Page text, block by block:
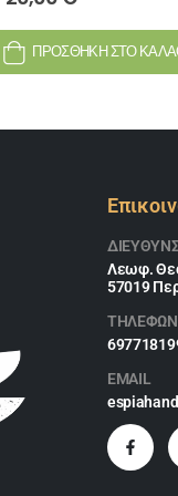
ΠΡΟΣΘΉΚΗ ΣΤΟ
Λεωφ.
57019
EMAIL